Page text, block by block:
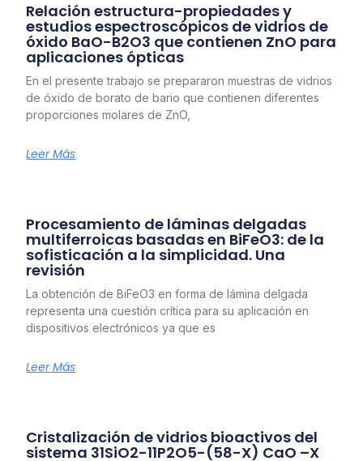
Relación estructura-propiedades y
estudios espectroscópicos de vidrios de
óxido BaO-B2O3 que contienen ZnO para
aplicaciones ópticas
En el presente trabajo se prepararon muestras de vidrios
de óxido de borato de bario que contienen diferentes
proporciones molares de ZnO,
Leer Más
Procesamiento de láminas delgadas
multiferroicas basadas en BiFeO3: de la
sofisticación a la simplicidad. Una
revisión
La obtención de BiFeO3 en forma de lámina delgada
representa una cuestión crítica para su aplicación en
dispositivos electrónicos ya que es
Leer Más
Cristalización de vidrios bioactivos del
sistema 31SiO2-11P2O5-(58-X) CaO –X